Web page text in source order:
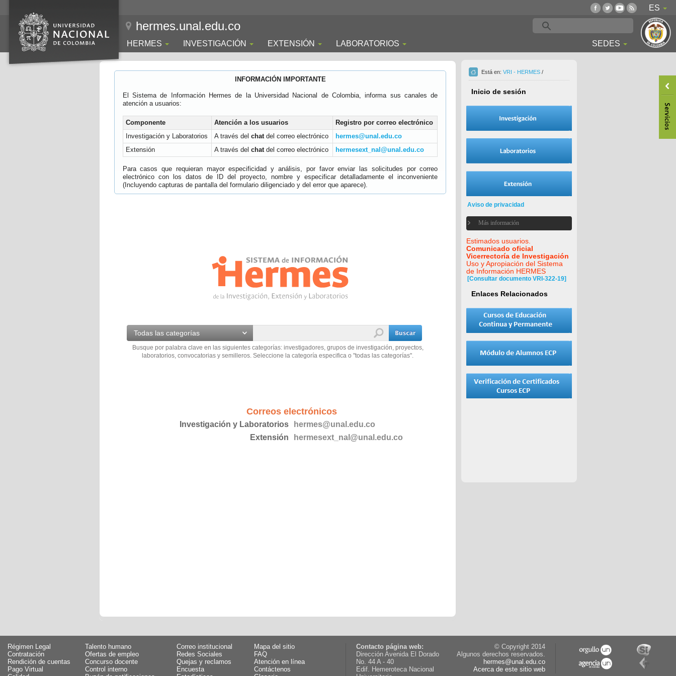
ES
hermes.unal.edu.co
HERMES INVESTIGACIÓN EXTENSIÓN LABORATORIOS SEDES
INFORMACIÓN IMPORTANTE
El Sistema de Información Hermes de la Universidad Nacional de Colombia, informa sus canales de
atención a usuarios:
Componente Atención a los usuarios
Registro por correo electrónico
Investigación y Laboratorios
A través del chatdel correo electrónico
hermes@unal.edu.co
Extensión
A través del chatdel correo electrónico hermesext_nal@unal.edu.co
Para casos que requieran mayor especificidad y análisis, por favor enviar las solicitudes por correo
electrónico con los datos de ID del proyecto, nombre y especificar detalladamente el inconveniente
(Incluyendo capturas de pantalla del formulario diligenciado y del error que aparece).
Todas las categorías
Busque por palabra clave en las siguientes categorías: investigadores, grupos de investigación, proyectos,
laboratorios, convocatorias y semilleros. Seleccione la categoría especifica o "todas las categorías".
Correos electrónicos
Investigación y Laboratorios
hermes@unal.edu.co
Extensión
hermesext_nal@unal.edu.co
Está en: VRI - HERMES /
Inicio de sesión
Aviso de privacidad
Más información
Estimados usuarios.
Comunicado oficial
Vicerrectoría de Investigación
Uso y Apropiación del Sistema
de Información HERMES
[Consultar documento VRI-322-19]
Enlaces Relacionados
Régimen Legal
Talento humano
Contratación
Ofertas de empleo
Rendición de cuentas
Concurso docente
Pago Virtual
Control interno
Correo institucional
Mapa del sitio
Redes Sociales
FAQ
Quejas y reclamos
Atención en línea
Encuesta
Contáctenos
Contacto página web:
Dirección Avenida El Dorado
No. 44 A - 40
Edif. Hemeroteca Nacional
© Copyright 2014
Algunos derechos reservados.
hermes@unal.edu.co
Acerca de este sitio web